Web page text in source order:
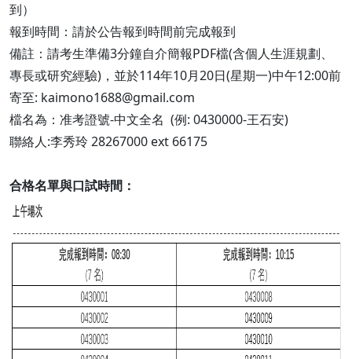
到）
報到時間：請於公告報到時間前完成報到
備註：請考生準備3分鐘自介簡報PDF檔(含個人生涯規劃、
專長或研究經驗)，並於114年10月20日(星期一)中午12:00前
寄至: kaimono1688@gmail.com
檔名為：准考證號-中文全名 (例: 0430000-王石安)
聯絡人:李秀玲 28267000 ext 66175
合格名單與口試時間：